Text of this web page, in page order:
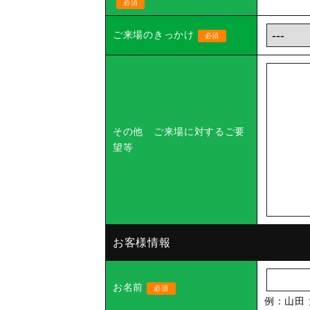
必須
ご来場のきっかけ 必須
その他 ご来場に対するご要
望等
お客様情報
お名前 必須
例：山田